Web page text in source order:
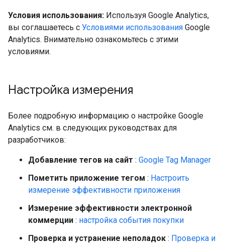
Условия использования: Используя Google Analytics,
вы соглашаетесь с Условиями использования Google
Analytics. Внимательно ознакомьтесь с этими
условиями.
Настройка измерения
Более подробную информацию о настройке Google
Analytics см. в следующих руководствах для
разработчиков:
Добавление тегов на сайт : Google Tag Manager
Пометить приложение тегом : Настроить
измерение эффективности приложения
Измерение эффективности электронной
коммерции : настройка события покупки
Проверка и устранение неполадок : Проверка и